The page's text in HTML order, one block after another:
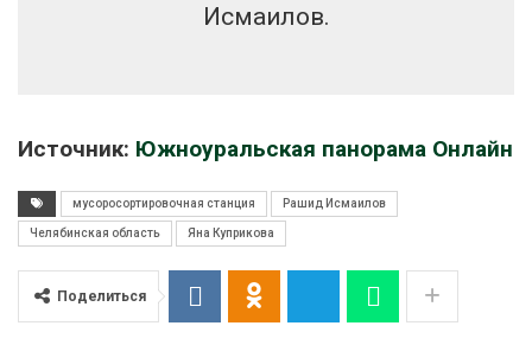
Исмаилов.
Источник: Южноуральская панорама Онлайн
мусоросортировочная станция Рашид Исмаилов
Челябинская область Яна Куприкова
Поделиться